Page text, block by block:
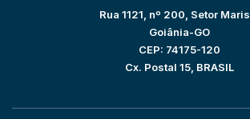
Rua 1121, nº 200, Setor
Goiânia-GO
CEP: 74175-120
Cx. Postal 15, BRASIL